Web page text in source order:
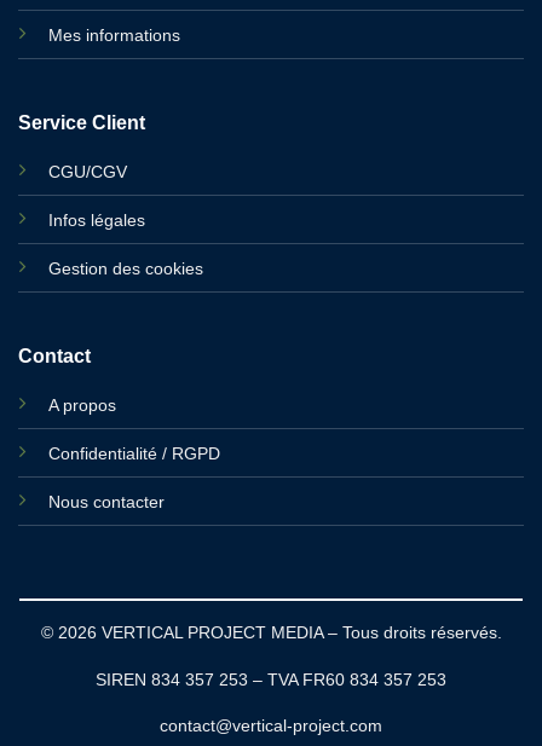
Mes informations
Service Client
CGU/CGV
Infos légales
Gestion des cookies
Contact
A propos
Confidentialité / RGPD
Nous contacter
© 2026 VERTICAL PROJECT MEDIA – Tous droits réservés.
SIREN 834 357 253 – TVA FR60 834 357 253
contact@vertical-project.com